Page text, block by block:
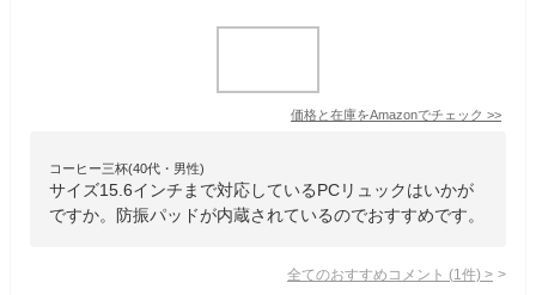
価格と在庫をAmazonでチェック >>
コーヒー三杯(40代・男性)
サイズ15.6インチまで対応しているPCリュックはいかが
ですか。防振パッドが内蔵されているのでおすすめです。
全てのおすすめコメント (1 件) >